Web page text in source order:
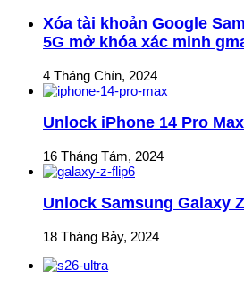
Xóa tài khoản Google
5G mở khóa xác minh
4 Tháng Chín, 2024
Unlock iPhone 14 Pro Max
16 Tháng Tám, 2024
Unlock Samsung Galaxy
18 Tháng Bảy, 2024